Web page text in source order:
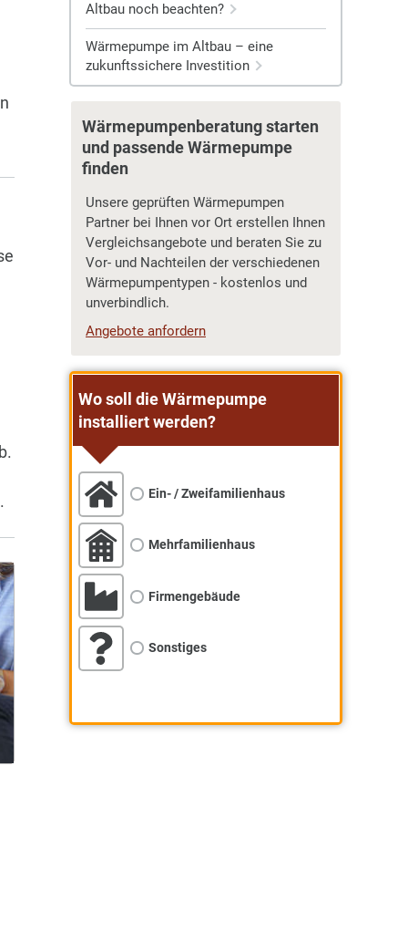
Altbau noch beachten?
Wärmepumpe im Altbau – eine
zukunftssichere Investition
Wärmepumpenberatung starten
und passende Wärmepumpe
finden
Unsere geprüften Wärmepumpen
Partner bei Ihnen vor Ort erstellen Ihnen
Vergleichsangebote und beraten Sie zu
Vor- und Nachteilen der verschiedenen
Wärmepumpentypen - kostenlos und
unverbindlich.
Angebote anfordern
Wo soll die Wärmepumpe
installiert werden?
Ein- / Zweifamilienhaus
Mehrfamilienhaus
Firmengebäude
Sonstiges